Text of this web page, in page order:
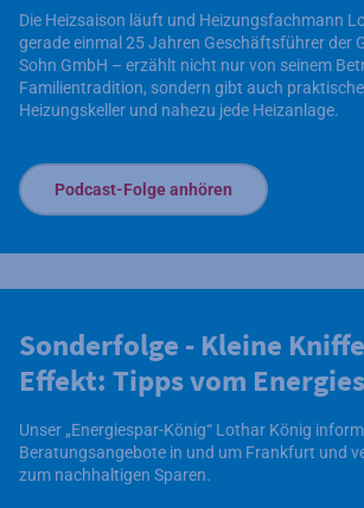
Die Heizsaison läuft und Heizungsfachmann
gerade einmal 25 Jahren Geschäftsführer der
Sohn GmbH – erzählt nicht nur von seinem
Familientradition, sondern gibt auch
Heizungskeller und nahezu jede Heizanlage.
Podcast-Folge anhören
Sonderfolge - Kleine
Effekt: Tipps vom
Unser „Energiespar-König“ Lothar König
Beratungsangebote in und um Frankfurt und
zum nachhaltigen Sparen.